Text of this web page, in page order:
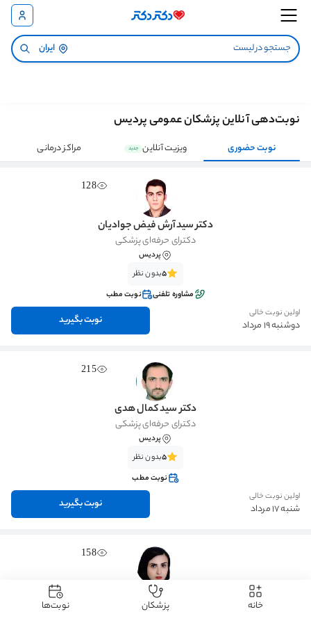
ایران
نوبت‌دهی آنلاین پزشکان عمومی پردیس
نوبت حضوری ویزیت آنلاین جدید مراکز درمانی
128
دکتر سیدآرش فیض جوادیان
دکترای حرفه‌ای پزشکی
پردیس
5بدون نظر
مشاوره تلفنی
نوبت مطب
اولین نوبت خالی
دوشنبه 19 مرداد نوبت بگیرید
215
دکتر سید کمال هدی
دکترای حرفه‌ای پزشکی
پردیس
5بدون نظر
نوبت مطب
اولین نوبت خالی
شنبه 17 مرداد نوبت بگیرید
158
دکتر رومینا شیروانیان
دکترای حرفه‌ای پزشکی خانه پزشکان نوبت‌ها